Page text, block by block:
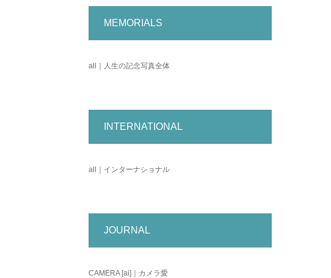
MEMORIALS
all｜人生の記念写真全体
INTERNATIONAL
all｜インターナショナル
JOURNAL
CAMERA [ai]｜カメラ愛